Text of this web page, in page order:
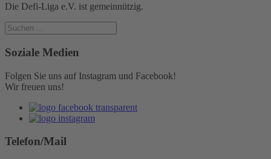
Die Defi-Liga e.V. ist gemeinnützig.
Soziale Medien
Folgen Sie uns auf Instagram und Facebook!
Wir freuen uns!
Telefon/Mail